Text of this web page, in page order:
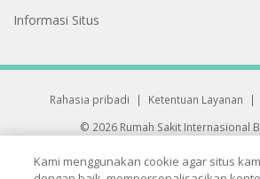
Informasi Situs
Rahasia pribadi | Ketentuan Layanan |
© 2026 Rumah Sakit Internasional
33 Sukhumvit 3, Wattana, Bangkok
Kami menggunakan cookie agar situs